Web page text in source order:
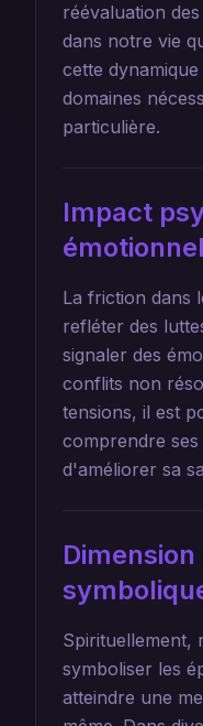
réévaluation
dans notre vie
cette
domaines
particulière.
Impact
émotionnel
La friction dans
refléter des
signaler des
conflits non
tensions, il est
comprendre
d'améliorer sa
Spirituellement,
symboliser les
atteindre une